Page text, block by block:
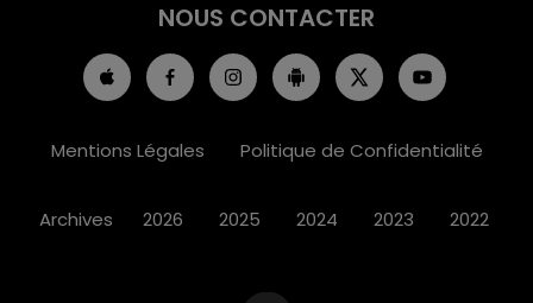
NOUS CONTACTER
Mentions Légales Politique de Confidentialité
Archives 2026 2025 2024 2023 2022